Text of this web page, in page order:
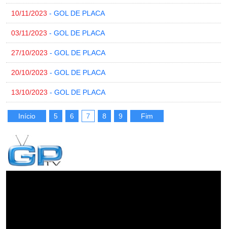
10/11/2023 - GOL DE PLACA
03/11/2023 - GOL DE PLACA
27/10/2023 - GOL DE PLACA
20/10/2023 - GOL DE PLACA
13/10/2023 - GOL DE PLACA
Início 5 6 7 8 9 Fim